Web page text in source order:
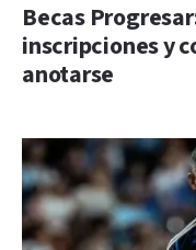
Becas
inscripciones y
anotarse